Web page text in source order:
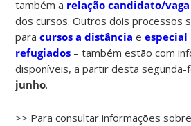
também a relação candidato/vaga
dos cursos. Outros dois processos
paracursos a distância eespecial
refugiados – também estão com
disponíveis, a partir desta segunda-
junho.
>> Para consultar informações